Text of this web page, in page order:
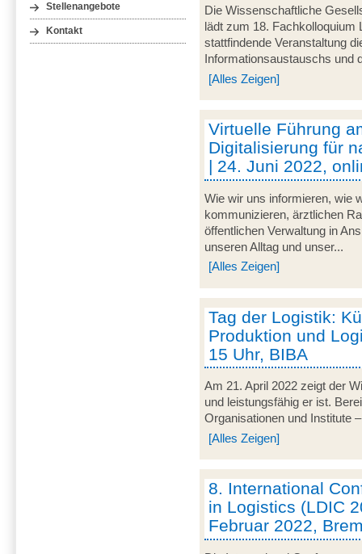
Stellenangebote
Kontakt
Die Wissenschaftliche
lädt zum 18.
stattfindende Veranstaltung
Informationsaustauschs und
[Alles Zeigen]
Virtuelle Führung
Digitalisierung für
| 24. Juni 2022,
Wie wir uns informieren, wie
kommunizieren, ärztlichen
öffentlichen Verwaltung in
unseren Alltag und unser...
[Alles Zeigen]
Tag der Logistik:
Produktion und
15 Uhr, BIBA
Am 21. April 2022 zeigt der
und leistungsfähig er ist.
Organisationen und Institute
[Alles Zeigen]
8. International
in Logistics (LDIC
Februar 2022,